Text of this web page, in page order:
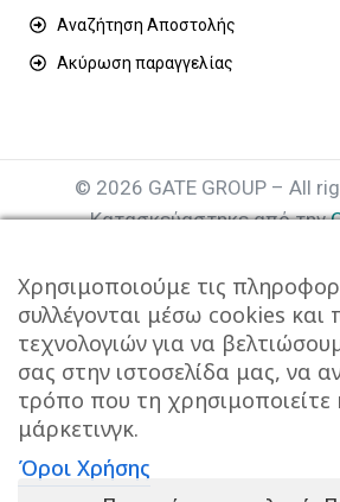
Αναζήτηση Αποστολής
Ακύρωση παραγγελίας
© 2026 GATE GROUP – All
Κατασκεύαστηκε από την
Αριθμός Γ.Ε.ΜΗ. :
Χρησιμοποιούμε τις
συλλέγονται μέσω cookies
τεχνολογιών για να
σας στην ιστοσελίδα μας, να
τρόπο που τη χρησιμοποιείτε
μάρκετινγκ.
Όροι Χρήσης